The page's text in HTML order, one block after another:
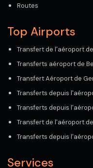
Routes
Top Airports
Transfert de l'aéroport
Transferts aéroport de
Transfert Aéroport de
Transferts depuis
Transferts depuis
Transfert de l'aéroport
Transferts depuis
Services